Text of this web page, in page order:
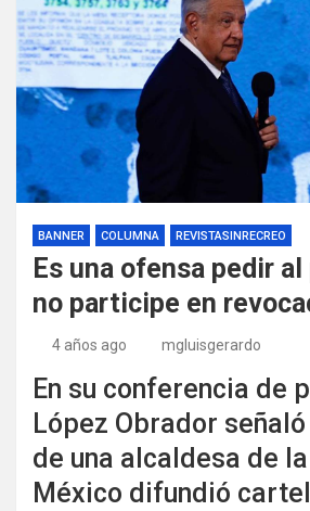
BANNER COLUMNA REVISTASINRECREO
Es una ofensa pedir
no participe en
4 años ago mgluisgerardo
En su conferencia de
López Obrador
de una alcaldesa de
México difundió